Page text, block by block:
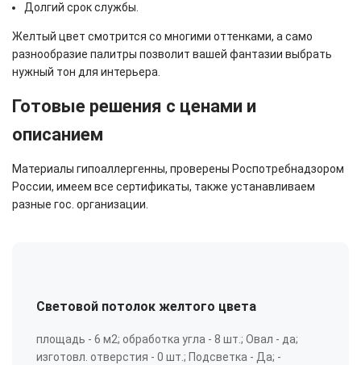
Долгий срок службы.
Желтый цвет смотрится со многими оттенками, а само
разнообразие палитры позволит вашей фантазии выбрать
нужный тон для интерьера.
Готовые решения с ценами и
описанием
Материалы гипоаллергенны, проверены Роспотребнадзором
России, имеем все сертификаты, также устанавливаем
разные гос. организации.
Световой потолок желтого цвета
площадь - 6 м2; обработка угла - 8 шт.; Овал - да;
изготовл. отверстия - 0 шт.; Подсветка - Да; -